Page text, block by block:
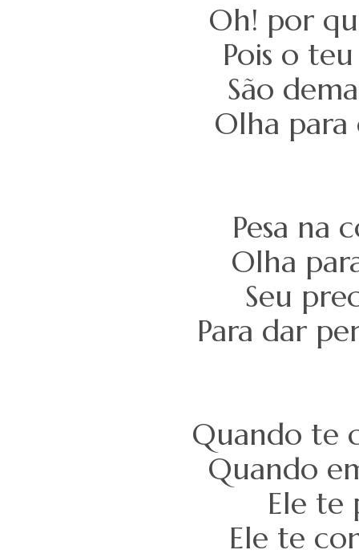
Oh! por
Pois o
São
Olha
Pesa na
Olha
Seu
Para dar
Quando te
Quando
Ele te
Ele te